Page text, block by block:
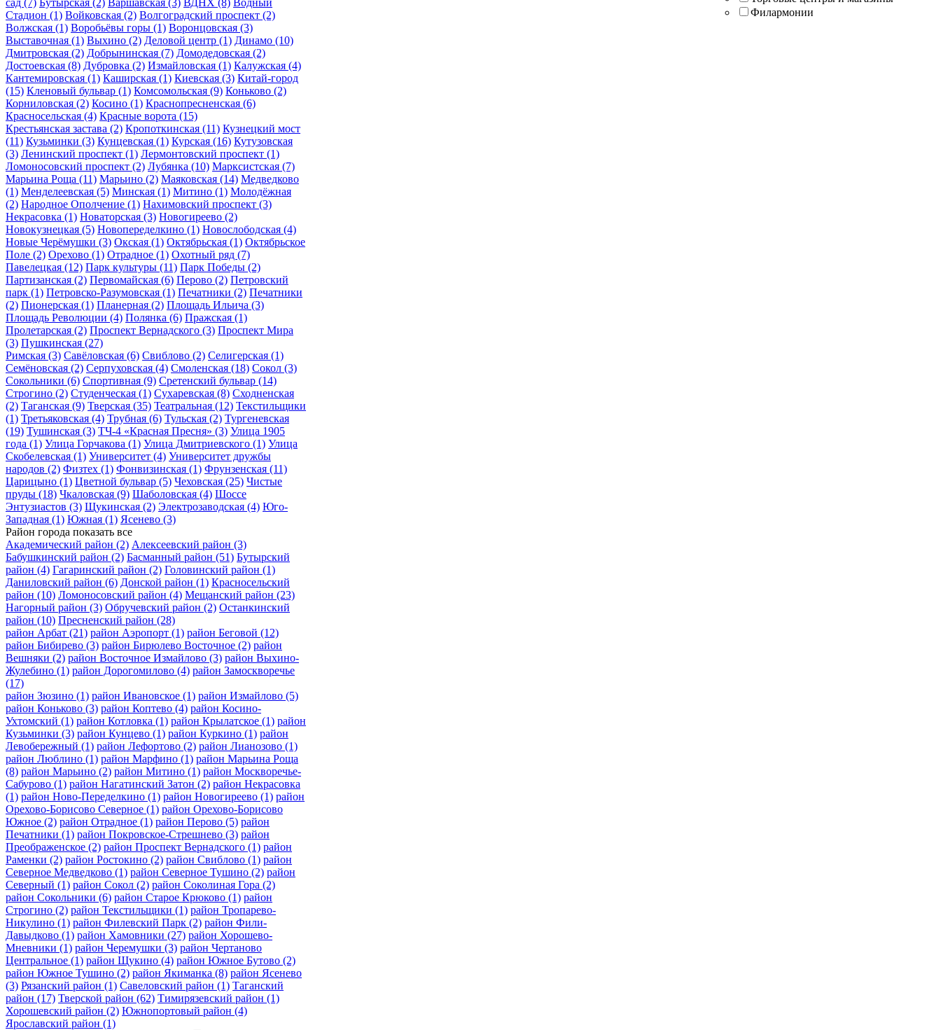
Филармонии
Стадион (1) Войковская (2) Волгоградский проспект (2)
Волжская (1) Воробьёвы горы (1) Воронцовская (3)
Выставочная (1) Выхино (2) Деловой центр (1) Динамо (10)
Дмитровская (2) Добрынинская (7) Домодедовская (2)
Достоевская (8) Дубровка (2) Измайловская (1) Калужская (4)
Кантемировская (1) Каширская (1) Киевская (3) Китай-город
(15) Кленовый бульвар (1) Комсомольская (9) Коньково (2)
Корниловская (2) Косино (1) Краснопресненская (6)
Красносельская (4) Красные ворота (15)
Крестьянская застава (2) Кропоткинская (11) Кузнецкий мост
(11) Кузьминки (3) Кунцевская (1) Курская (16) Кутузовская
(3) Ленинский проспект (1) Лермонтовский проспект (1)
Ломоносовский проспект (2) Лубянка (10) Марксистская (7)
Марьина Роща (11) Марьино (2) Маяковская (14) Медведково
(1) Менделеевская (5) Минская (1) Митино (1) Молодёжная
(2) Народное Ополчение (1) Нахимовский проспект (3)
Некрасовка (1) Новаторская (3) Новогиреево (2)
Новокузнецкая (5) Новопеределкино (1) Новослободская (4)
Новые Черёмушки (3) Окская (1) Октябрьская (1) Октябрьское
Поле (2) Орехово (1) Отрадное (1) Охотный ряд (7)
Павелецкая (12) Парк культуры (11) Парк Победы (2)
Партизанская (2) Первомайская (6) Перово (2) Петровский
парк (1) Петровско-Разумовская (1) Печатники (2) Печатники
(2) Пионерская (1) Планерная (2) Площадь Ильича (3)
Площадь Революции (4) Полянка (6) Пражская (1)
Пролетарская (2) Проспект Вернадского (3) Проспект Мира
(3) Пушкинская (27)
Римская (3) Савёловская (6) Свиблово (2) Селигерская (1)
Семёновская (2) Серпуховская (4) Смоленская (18) Сокол (3)
Сокольники (6) Спортивная (9) Сретенский бульвар (14)
Строгино (2) Студенческая (1) Сухаревская (8) Сходненская
(2) Таганская (9) Тверская (35) Театральная (12) Текстильщики
(1) Третьяковская (4) Трубная (6) Тульская (2) Тургеневская
(19) Тушинская (3) ТЧ-4 «Красная Пресня» (3) Улица 1905
года (1) Улица Горчакова (1) Улица Дмитриевского (1) Улица
Скобелевская (1) Университет (4) Университет дружбы
народов (2) Физтех (1) Фонвизинская (1) Фрунзенская (11)
Царицыно (1) Цветной бульвар (5) Чеховская (25) Чистые
пруды (18) Чкаловская (9) Шаболовская (4) Шоссе
Энтузиастов (3) Щукинская (2) Электрозаводская (4) Юго-
Западная (1) Южная (1) Ясенево (3)
Район города показать все
Академический район (2) Алексеевский район (3)
Бабушкинский район (2) Басманный район (51) Бутырский
район (4) Гагаринский район (2) Головинский район (1)
Даниловский район (6) Донской район (1) Красносельский
район (10) Ломоносовский район (4) Мещанский район (23)
Нагорный район (3) Обручевский район (2) Останкинский
район (10) Пресненский район (28)
район Арбат (21) район Аэропорт (1) район Беговой (12)
район Бибирево (3) район Бирюлево Восточное (2) район
Вешняки (2) район Восточное Измайлово (3) район Выхино-
Жулебино (1) район Дорогомилово (4) район Замоскворечье
(17)
район Зюзино (1) район Ивановское (1) район Измайлово (5)
район Коньково (3) район Коптево (4) район Косино-
Ухтомский (1) район Котловка (1) район Крылатское (1) район
Кузьминки (3) район Кунцево (1) район Куркино (1) район
Левобережный (1) район Лефортово (2) район Лианозово (1)
район Люблино (1) район Марфино (1) район Марьина Роща
(8) район Марьино (2) район Митино (1) район Москворечье-
Сабурово (1) район Нагатинский Затон (2) район Некрасовка
(1) район Ново-Переделкино (1) район Новогиреево (1) район
Орехово-Борисово Северное (1) район Орехово-Борисово
Южное (2) район Отрадное (1) район Перово (5) район
Печатники (1) район Покровское-Стрешнево (3) район
Преображенское (2) район Проспект Вернадского (1) район
Раменки (2) район Ростокино (2) район Свиблово (1) район
Северное Медведково (1) район Северное Тушино (2) район
Северный (1) район Сокол (2) район Соколиная Гора (2)
район Сокольники (6) район Старое Крюково (1) район
Строгино (2) район Текстильщики (1) район Тропарево-
Никулино (1) район Филевский Парк (2) район Фили-
Давыдково (1) район Хамовники (27) район Хорошево-
Мневники (1) район Черемушки (3) район Чертаново
Центральное (1) район Щукино (4) район Южное Бутово (2)
район Южное Тушино (2) район Якиманка (8) район Ясенево
(3) Рязанский район (1) Савеловский район (1) Таганский
район (17) Тверской район (62) Тимирязевский район (1)
Хорошевский район (2) Южнопортовый район (4)
Ярославский район (1)